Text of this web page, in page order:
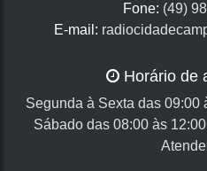
Fone: (49)
E-mail:
Horário de
Segunda à Sexta das 09:00
Sábado das 08:00 às